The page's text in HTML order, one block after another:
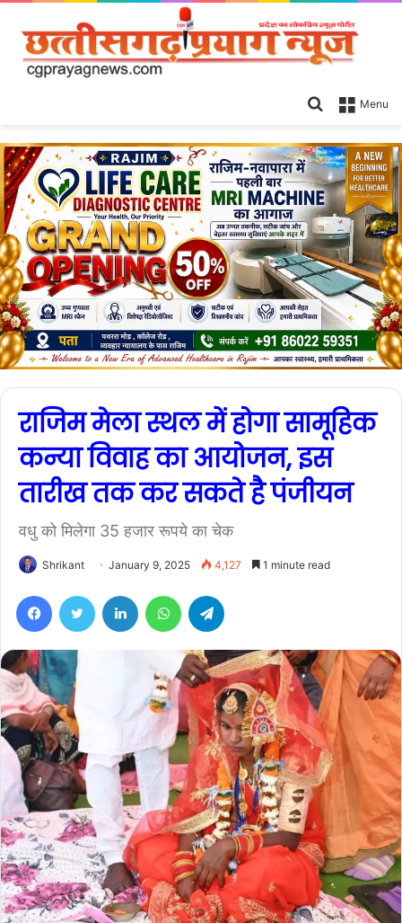
Menu
Search
राजिम मेला स्थल में होगा सामूहिक
कन्या विवाह का आयोजन, इस
तारीख तक कर सकते है पंजीयन
वधु को मिलेगा 35 हजार रूपये का चेक
Shrikant January 9, 2025 4,127 1 minute read